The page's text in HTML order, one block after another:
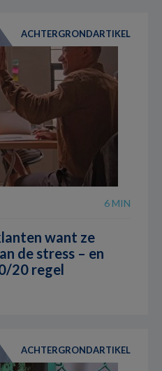
ACHTERGRONDARTIKEL
6 MIN
want ze
de stress – en
20 regel
ACHTERGRONDARTIKEL